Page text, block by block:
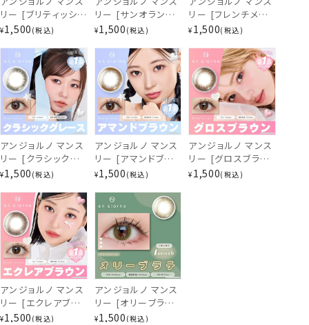
ぴゅあベージュ
リー [ブリティッシュ
グレー] 1ヶ月 [2枚
1Month EC94330
¥1,500 税込
リー [サンオランジ
ュ] 1ヶ月 [2枚入]
1Month EC94300
¥1,500 税込
リー [フレンチメー
プル] 1ヶ月 [2枚入]
1Month EC57753
¥ 1,500 税込
アンジョルノ マンス
リー [クラシックグ
レース] 1ヶ月 [2枚
1Month EC57723
¥1,500 税込
アンジョルノ マンス
リー [アマンドブラ
ウン] 1ヶ月 [2枚入]
1Month EC57693
¥1,500 税込
アンジョルノ マンス
リー [グロスブラウ
ン] 1ヶ月 [2枚入]
¥ 1,500 税込
アンジョルノ マンス
リー [エクレアブラ
ウン] 1ヶ月 [2枚入]
¥1,500 税込
アンジョルノ マンス
リー [オリーブラテ]
1ヶ月 [2枚入] en
¥1,500 税込